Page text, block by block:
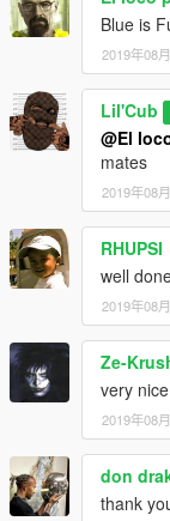
Blue is
2019年08
Lil'Cub
@El
mates
2019年08
RHUPSI
well
2019年08
Ze-
very nice
2019年08
don
thank